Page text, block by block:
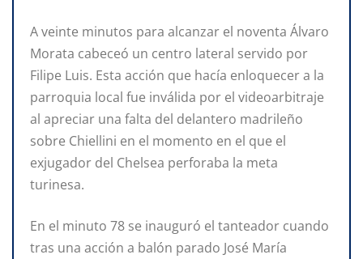
A veinte minutos para alcanzar el noventa Álvaro
Morata cabeceó un centro lateral servido por
Filipe Luis. Esta acción que hacía enloquecer a la
parroquia local fue inválida por el videoarbitraje
al apreciar una falta del delantero madrileño
sobre Chiellini en el momento en el que el
exjugador del Chelsea perforaba la meta
turinesa.
En el minuto 78 se inauguró el tanteador cuando
tras una acción a balón parado José María